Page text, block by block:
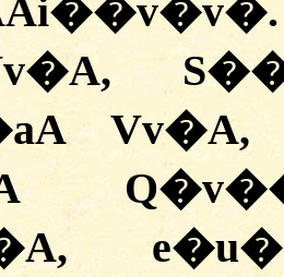
Vv�A,